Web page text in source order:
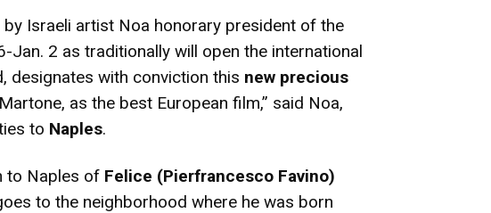
Israeli artist Noa honorary president of the
Jan. 2 as traditionally will open the international
designates with conviction this new precious
as the best European film,” said Noa,
to Naples.
to Naples of Felice (Pierfrancesco Favino)
to the neighborhood where he was born